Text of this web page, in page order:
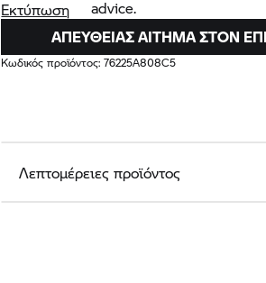
Εκτύπωση
advice.
ΑΠΕΥΘΕΊΑΣ ΑΊΤΗΜΑ ΣΤΟΝ
Κωδικός προϊόντος:76225A808C5
Λεπτομέρειες προϊόντος